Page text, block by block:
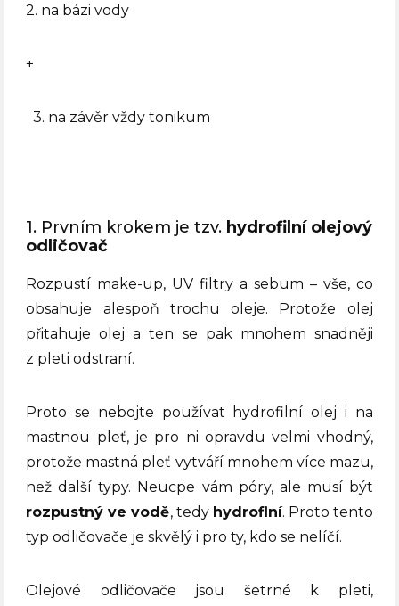
2. na bázi vody
+
3. na závěr vždy tonikum
1. Prvním krokem je tzv. hydrofilní olejový
odličovač
Rozpustí make-up, UV filtry a sebum – vše, co
obsahuje alespoň trochu oleje. Protože olej
přitahuje olej a ten se pak mnohem snadněji
z pleti odstraní.
Proto se nebojte používat hydrofilní olej i na
mastnou pleť, je pro ni opravdu velmi vhodný,
protože mastná pleť vytváří mnohem více mazu,
než další typy. Neucpe vám póry, ale musí být
rozpustný ve vodě, tedy hydroflní. Proto tento
typ odličovače je skvělý i pro ty, kdo se nelíčí.
Olejové odličovače jsou šetrné k pleti,